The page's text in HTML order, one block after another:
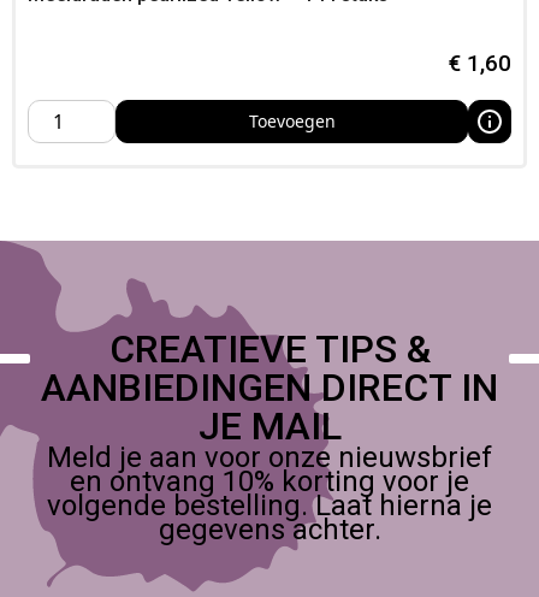
extra wow
Aantal: 6 stuks
Zelfklevende wobble‑veren
Kleur: transparant/wit
€ 1,60
Toevoegen
CREATIEVE TIPS &
AANBIEDINGEN DIRECT IN
JE MAIL
Meld je aan voor onze nieuwsbrief
en ontvang 10% korting voor je
volgende bestelling. Laat hierna je
gegevens achter.